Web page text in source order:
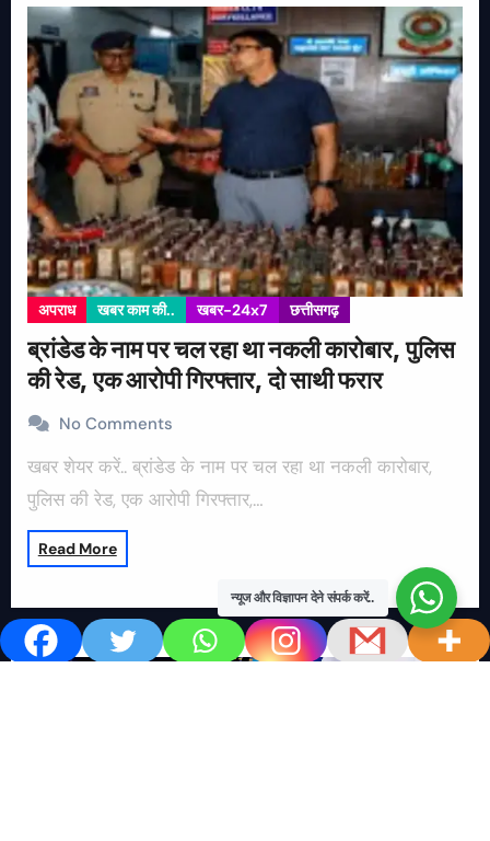
अपराध खबर काम की.. खबर-24x7 छत्तीसगढ़
ब्रांडेड के नाम पर चल रहा था नकली कारोबार, पुलिस
की रेड, एक आरोपी गिरफ्तार, दो साथी फरार
No Comments
खबर शेयर करें.. ब्रांडेड के नाम पर चल रहा था नकली कारोबार,
पुलिस की रेड, एक आरोपी गिरफ्तार,…
Read More
न्यूज और विज्ञापन देने संपर्क करें..